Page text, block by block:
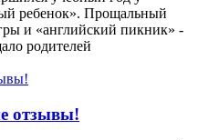
ребенок». Прощальный
и «английский пикник» -
родителей
отзывы!